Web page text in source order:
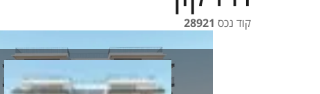
קוד נכס 28921